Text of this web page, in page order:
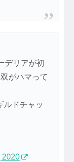
デリアが初
がハマって
ルドチャッ
2020